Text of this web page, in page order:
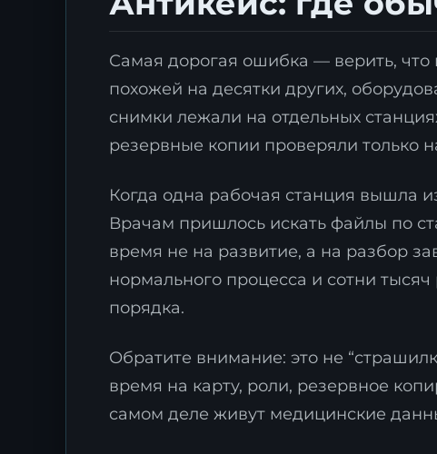
Самая дорогая ошибка — верить, что
похожей на десятки других,
снимки лежали на отдельных
резервные копии проверяли только
Когда одна рабочая станция вышла
Врачам пришлось искать файлы по
время не на развитие, а на разбор
нормального процесса и сотни
порядка.
Обратите внимание: это не
время на карту, роли, резервное
самом деле живут медицинские